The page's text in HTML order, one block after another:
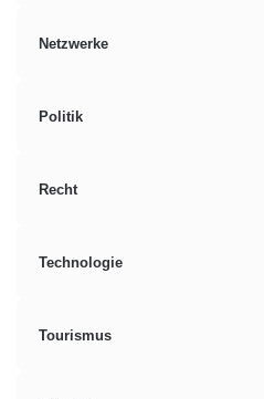
Netzwerke
Politik
Recht
Technologie
Tourismus